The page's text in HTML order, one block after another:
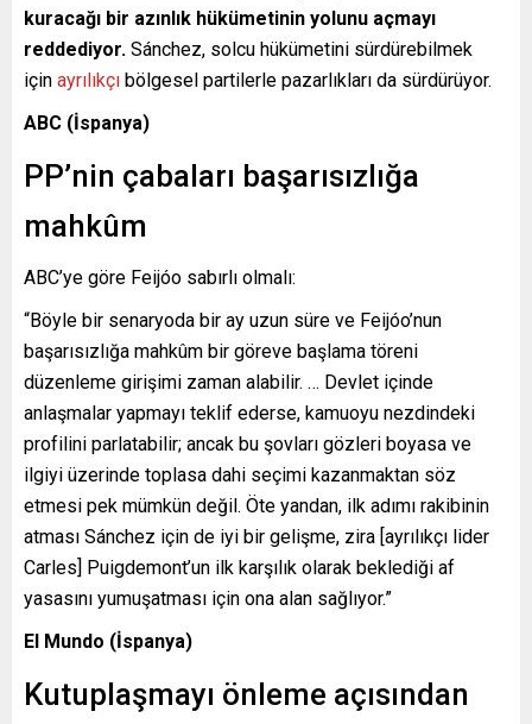
kuracağı bir azınlık hükümetinin yolunu açmayı
reddediyor. Sánchez, solcu hükümetini sürdürebilmek
için ayrılıkçı bölgesel partilerle pazarlıkları da sürdürüyor.
ABC (İspanya)
PP’nin çabaları başarısızlığa
mahkûm
ABC’ye göre Feijóo sabırlı olmalı:
“Böyle bir senaryoda bir ay uzun süre ve Feijóo’nun
başarısızlığa mahkûm bir göreve başlama töreni
düzenleme girişimi zaman alabilir. … Devlet içinde
anlaşmalar yapmayı teklif ederse, kamuoyu nezdindeki
profilini parlatabilir; ancak bu şovları gözleri boyasa ve
ilgiyi üzerinde toplasa dahi seçimi kazanmaktan söz
etmesi pek mümkün değil. Öte yandan, ilk adımı rakibinin
atması Sánchez için de iyi bir gelişme, zira [ayrılıkçı lider
Carles] Puigdemont’un ilk karşılık olarak beklediği af
yasasını yumuşatması için ona alan sağlıyor.”
El Mundo (İspanya)
Kutuplaşmayı önleme açısından